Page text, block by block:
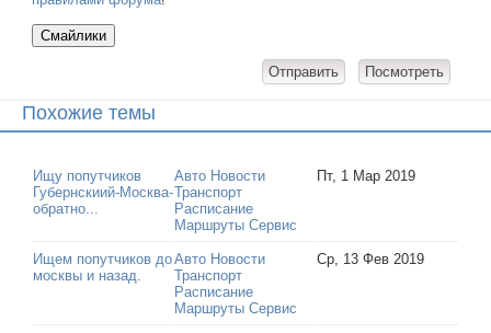
Похожие темы
Ищу попутчиков
Губернскиий-Москва-
обратно...
Авто Новости
Транспорт
Расписание
Маршруты Сервис
Пт, 1 Мар 2019
Ищем попутчиков до
москвы и назад.
Авто Новости
Транспорт
Расписание
Маршруты Сервис
Ср, 13 Фев 2019